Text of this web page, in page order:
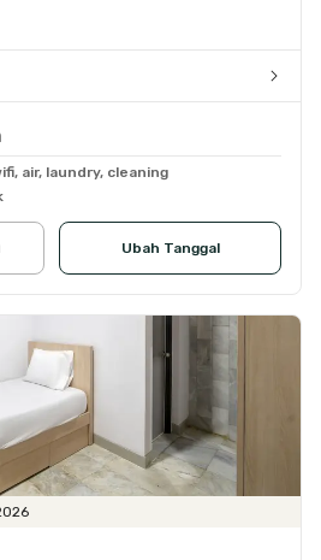
air, laundry, cleaning
Ubah Tanggal